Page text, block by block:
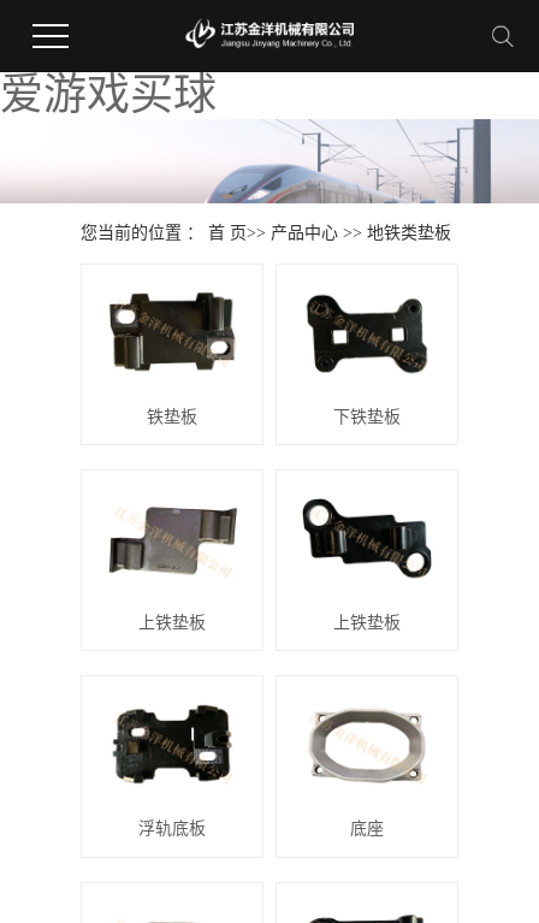
爱游戏买球
您当前的位置 ：首 页>> 产品中心 >>地铁类垫板
铁垫板 下铁垫板
上铁垫板 上铁垫板
浮轨底板 底座